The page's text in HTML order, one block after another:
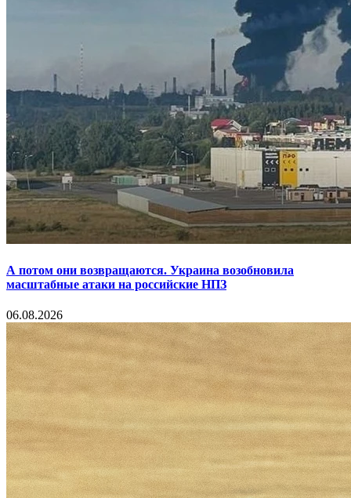
А потом они возвращаются. Украина возобновила
масштабные атаки на российские НПЗ
06.08.2026